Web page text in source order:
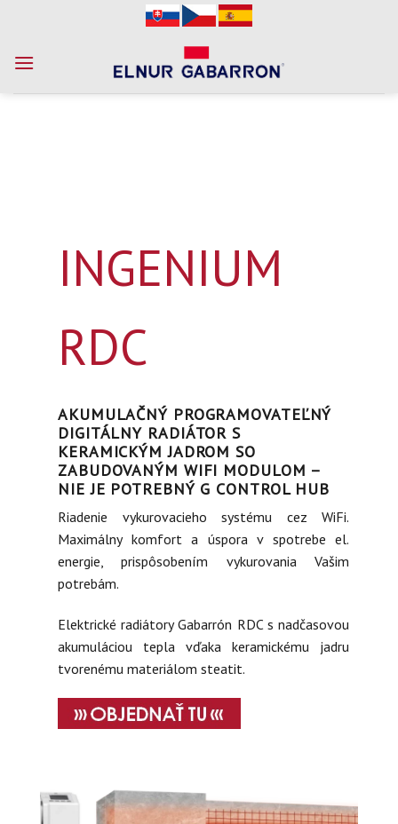
content
INGENIUM
RDC
AKUMULAČNÝ PROGRAMOVATEĽNÝ
DIGITÁLNY RADIÁTOR S
KERAMICKÝM JADROM SO
ZABUDOVANÝM WIFI MODULOM –
NIE JE POTREBNÝ G CONTROL HUB
Riadenie vykurovacieho systému cez WiFi.
Maximálny komfort a úspora v spotrebe el.
energie, prispôsobením vykurovania Vašim
potrebám.
Elektrické radiátory Gabarrón RDC s nadčasovou
akumuláciou tepla vďaka keramickému jadru
tvorenému materiálom steatit.